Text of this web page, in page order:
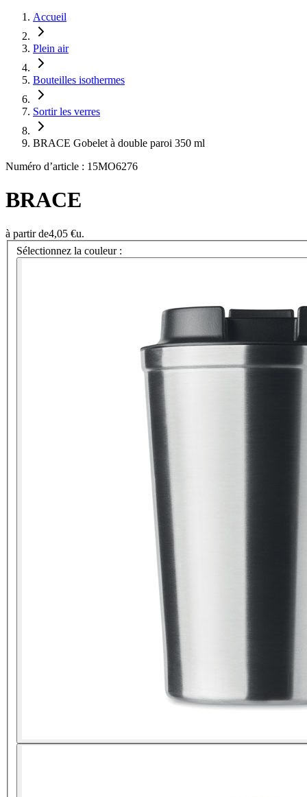
Accueil
Plein air
Bouteilles isothermes
Sortir les verres
BRACE Gobelet à double paroi 350 ml
Numéro d’article : 15MO6276
BRACE
à partir de4,05 €u.
Sélectionnez la couleur :